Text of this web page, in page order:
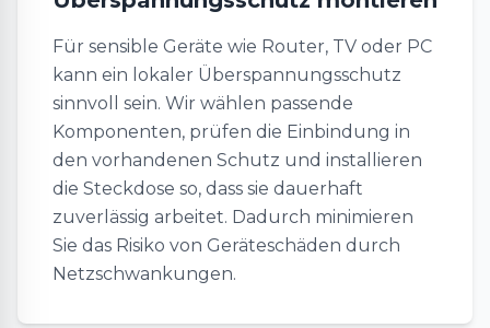
Für sensible Geräte wie Router, TV oder PC
kann ein lokaler Überspannungsschutz
sinnvoll sein. Wir wählen passende
Komponenten, prüfen die Einbindung in
den vorhandenen Schutz und installieren
die Steckdose so, dass sie dauerhaft
zuverlässig arbeitet. Dadurch minimieren
Sie das Risiko von Geräteschäden durch
Netzschwankungen.